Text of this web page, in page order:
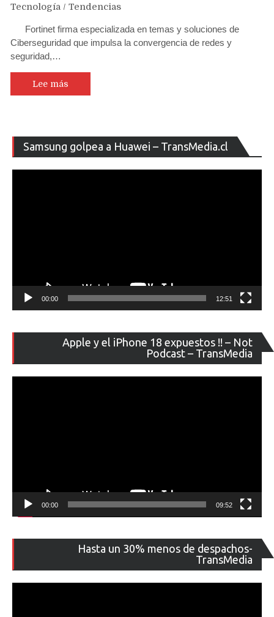
Tecnología / Tendencias
Fortinet firma especializada en temas y soluciones de
Ciberseguridad que impulsa la convergencia de redes y
seguridad,…
Lee más
Samsung golpea a Huawei – TransMedia.cl
de
00:00 12:51
Apple y el iPhone 18 expuestos !! – Not
Podcast – TransMedia
de
00:00 09:52
Hasta un 30% menos de despachos-
TransMedia
de